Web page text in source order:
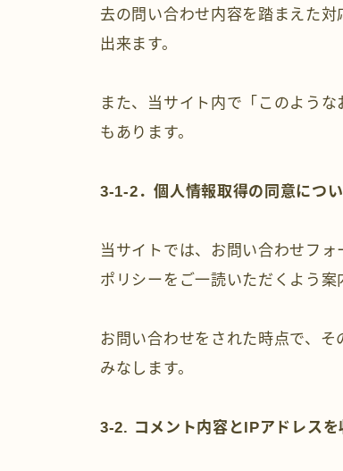
去の問い合わせ内容を踏まえた
出来ます。
また、当サイト内で「このよう
もあります。
3-1-2．個人情報取得の同意につ
当サイトでは、お問い合わせフ
ポリシーをご一読いただくよう案
お問い合わせをされた時点で、
みなします。
3-2. コメント内容とIPアドレスを